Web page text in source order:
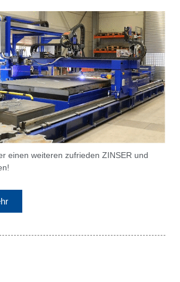
einen weiteren zufrieden ZINSER und